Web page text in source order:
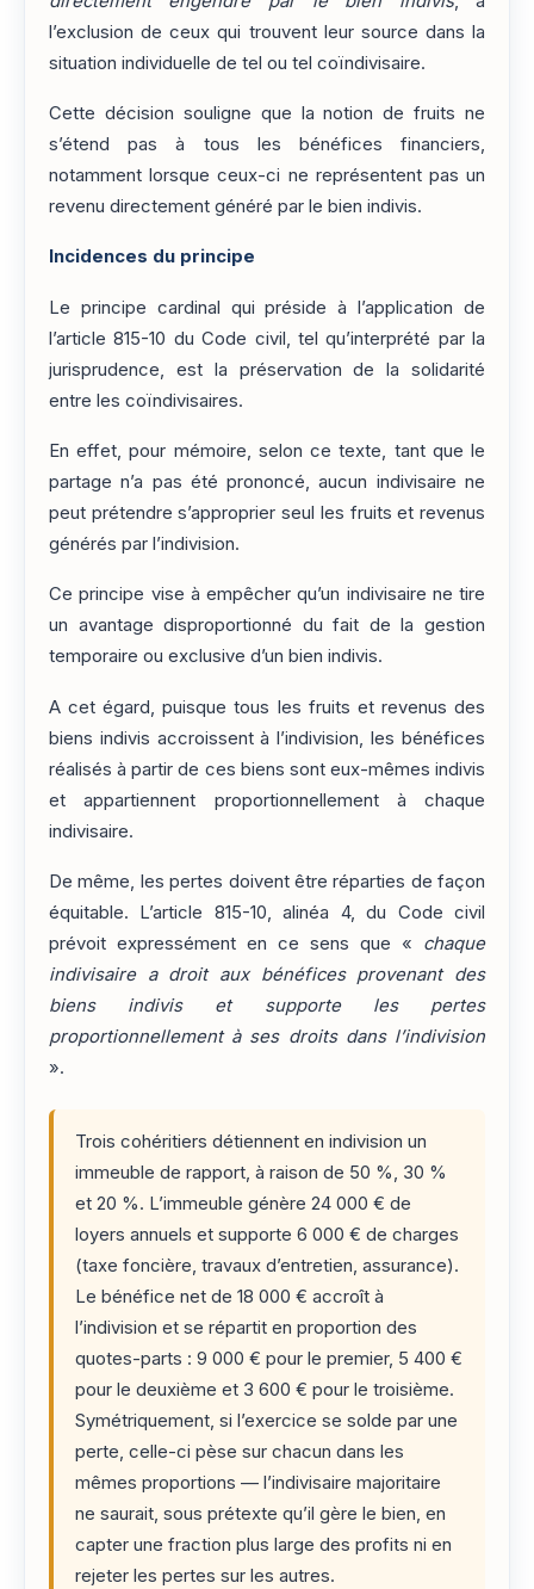
l’exclusion de ceux qui trouvent leur source dans la
situation individuelle de tel ou tel coïndivisaire.
Cette décision souligne que la notion de fruits ne
s’étend pas à tous les bénéfices financiers,
notamment lorsque ceux-ci ne représentent pas un
revenu directement généré par le bien indivis.
Incidences du principe
Le principe cardinal qui préside à l’application de
l’article 815-10 du Code civil, tel qu’interprété par la
jurisprudence, est la préservation de la solidarité
entre les coïndivisaires.
En effet, pour mémoire, selon ce texte, tant que le
partage n’a pas été prononcé, aucun indivisaire ne
peut prétendre s’approprier seul les fruits et revenus
générés par l’indivision.
Ce principe vise à empêcher qu’un indivisaire ne tire
un avantage disproportionné du fait de la gestion
temporaire ou exclusive d’un bien indivis.
A cet égard, puisque tous les fruits et revenus des
biens indivis accroissent à l’indivision, les bénéfices
réalisés à partir de ces biens sont eux-mêmes indivis
et appartiennent proportionnellement à chaque
indivisaire.
De même, les pertes doivent être réparties de façon
équitable. L’article 815-10, alinéa 4, du Code civil
prévoit expressément en ce sens que « chaque
indivisaire a droit aux bénéfices provenant des
biens indivis et supporte les pertes
proportionnellement à ses droits dans l’indivision
».
Trois cohéritiers détiennent en indivision un
immeuble de rapport, à raison de 50 %, 30 %
et 20 %. L’immeuble génère 24 000 € de
loyers annuels et supporte 6 000 € de charges
(taxe foncière, travaux d’entretien, assurance).
Le bénéfice net de 18 000 € accroît à
l’indivision et se répartit en proportion des
quotes-parts : 9 000 € pour le premier, 5 400 €
pour le deuxième et 3 600 € pour le troisième.
Symétriquement, si l’exercice se solde par une
perte, celle-ci pèse sur chacun dans les
mêmes proportions — l’indivisaire majoritaire
ne saurait, sous prétexte qu’il gère le bien, en
capter une fraction plus large des profits ni en
rejeter les pertes sur les autres.